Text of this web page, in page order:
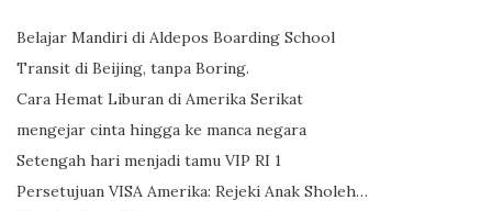
Belajar Mandiri di Aldepos Boarding School
Transit di Beijing, tanpa Boring.
Cara Hemat Liburan di Amerika Serikat
mengejar cinta hingga ke manca negara
Setengah hari menjadi tamu VIP RI 1
Persetujuan VISA Amerika: Rejeki Anak Sholeh…